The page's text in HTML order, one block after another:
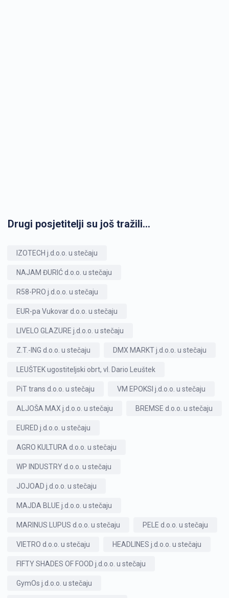
Drugi posjetitelji su još tražili...
IZOTECH j.d.o.o. u stečaju
NAJAM ĐURIĆ d.o.o. u stečaju
R58-PRO j.d.o.o. u stečaju
EUR-pa Vukovar d.o.o. u stečaju
LIVELO GLAZURE j.d.o.o. u stečaju
Z.T.-ING d.o.o. u stečaju DMX MARKT j.d.o.o. u stečaju
LEUŠTEK ugostiteljski obrt, vl. Dario Leuštek
PiT trans d.o.o. u stečaju VM EPOKSI j.d.o.o. u stečaju
ALJOŠA MAX j.d.o.o. u stečaju BREMSE d.o.o. u stečaju
EURED j.d.o.o. u stečaju
AGRO KULTURA d.o.o. u stečaju
WP INDUSTRY d.o.o. u stečaju
JOJOAD j.d.o.o. u stečaju
MAJDA BLUE j.d.o.o. u stečaju
MARINUS LUPUS d.o.o. u stečaju PELE d.o.o. u stečaju
VIETRO d.o.o. u stečaju HEADLINES j.d.o.o. u stečaju
FIFTY SHADES OF FOOD j.d.o.o. u stečaju
GymOs j.d.o.o. u stečaju